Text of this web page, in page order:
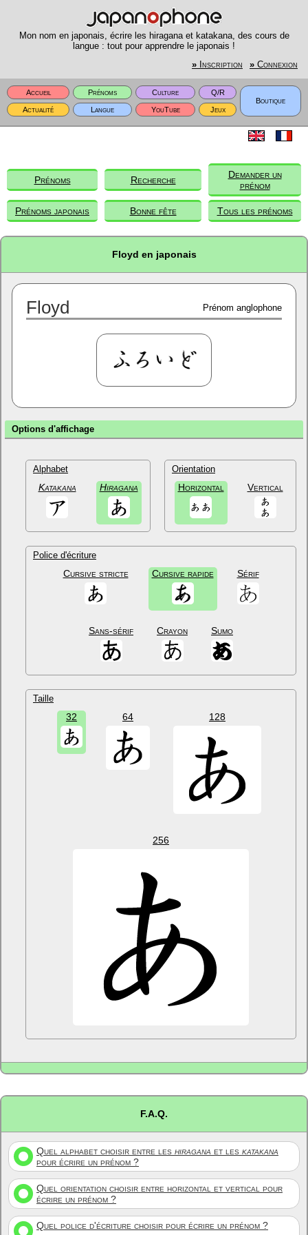
Mon nom en japonais, écrire les hiragana et katakana, des cours de
langue : tout pour apprendre le japonais !
» Inscription » Connexion
Accueil Prénoms Culture
Q/R
Boutique
Actualité
Langue YouTube Jeux
Prénoms Recherche
Demander un
prénom
Prénoms japonais Bonne fête Tous les prénoms
Floyd en japonais
Floyd Prénom anglophone
Options d'affichage
Alphabet
Katakana Hiragana
Orientation
Horizontal Vertical
Police d'écriture
Cursive stricte Cursive rapide Sérif
Sans-sérif Crayon Sumo
Taille
32 64 128
256
F.A.Q.
Quel alphabet choisir entre les hiragana et les katakana
pour écrire un prénom ?
Quel orientation choisir entre horizontal et vertical pour
écrire un prénom ?
Quel police d'écriture choisir pour écrire un prénom ?